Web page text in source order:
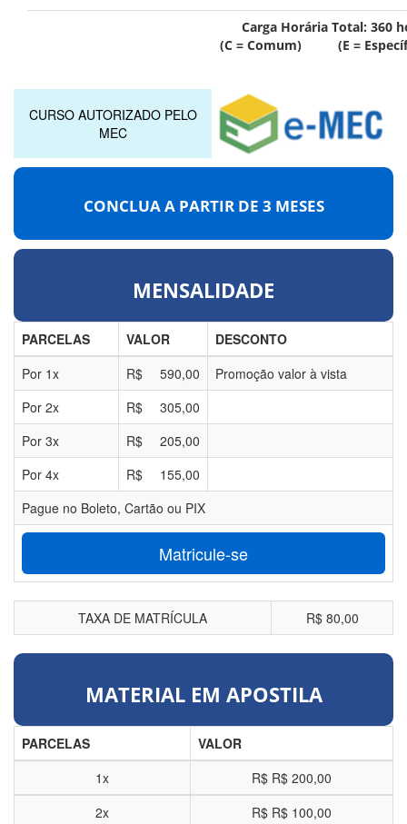
Carga Horária Total: 360
(C = Comum) (E =
CURSO AUTORIZADO PELO
MEC
CONCLUA A PARTIR DE 3 MESES
MENSALIDADE
PARCELAS VALOR
DESCONTO
Por 1x R$ 590,00
Promoção valor à vista
Por 2x R$
305,00
Por 3x R$
205,00
Por 4x R$
155,00
Pague no Boleto, Cartão ou PIX
Matricule-se
TAXA DE MATRÍCULA R$ 80,00
MATERIAL EM APOSTILA
PARCELAS
VALOR
1x
R$ R$ 200,00
2x
R$ R$ 100,00